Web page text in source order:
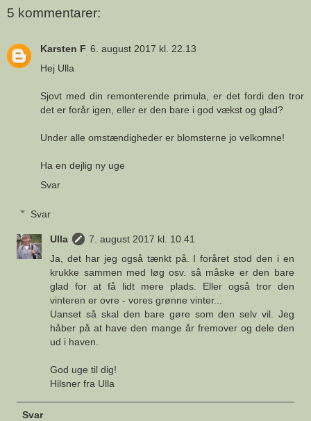
5 kommentarer:
Karsten F 6. august 2017 kl. 22.13
Hej Ulla
Sjovt med din remonterende primula, er det fordi den tror
det er forår igen, eller er den bare i god vækst og glad?
Under alle omstændigheder er blomsterne jo velkomne!
Ha en dejlig ny uge
Svar
Svar
Ulla
7. august 2017 kl. 10.41
Ja, det har jeg også tænkt på. I foråret stod den i en
krukke sammen med løg osv. så måske er den bare
glad for at få lidt mere plads. Eller også tror den
vinteren er ovre - vores grønne vinter...
Uanset så skal den bare gøre som den selv vil. Jeg
håber på at have den mange år fremover og dele den
ud i haven.
God uge til dig!
Hilsner fra Ulla
Svar